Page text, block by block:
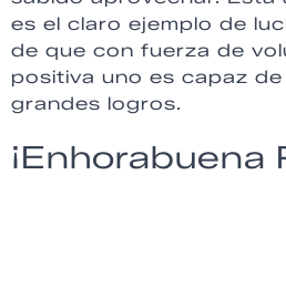
es el claro ejemplo de
de que con fuerza de
positiva uno es capaz
grandes logros.
¡Enhorabuena